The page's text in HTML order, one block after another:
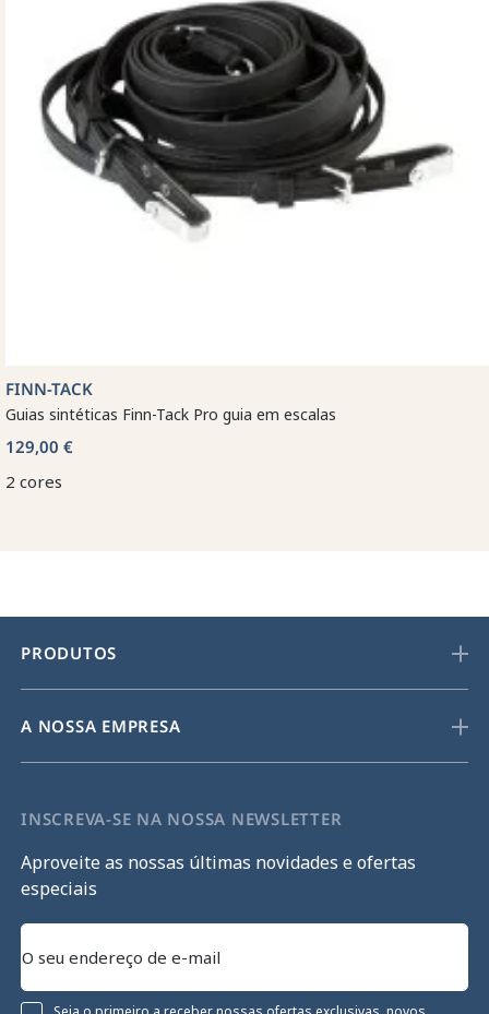
FINN-TACK
Guias sintéticas Finn-Tack Pro guia em escalas
129,00 €
2 cores
PRODUTOS
A NOSSA EMPRESA
INSCREVA-SE NA NOSSA NEWSLETTER
Aproveite as nossas últimas novidades e ofertas
especiais